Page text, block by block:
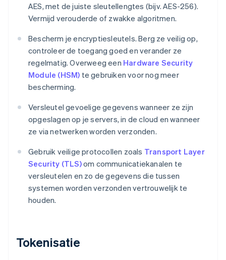
AES, met de juiste sleutellengtes (bijv. AES-256).
Vermijd verouderde of zwakke algoritmen.
Bescherm je encryptiesleutels. Berg ze veilig op,
controleer de toegang goed en verander ze
regelmatig. Overweeg een Hardware Security
Module (HSM) te gebruiken voor nog meer
bescherming.
Versleutel gevoelige gegevens wanneer ze zijn
opgeslagen op je servers, in de cloud en wanneer
ze via netwerken worden verzonden.
Gebruik veilige protocollen zoals Transport Layer
Security (TLS)om communicatiekanalen te
versleutelen en zo de gegevens die tussen
systemen worden verzonden vertrouwelijk te
houden.
Tokenisatie